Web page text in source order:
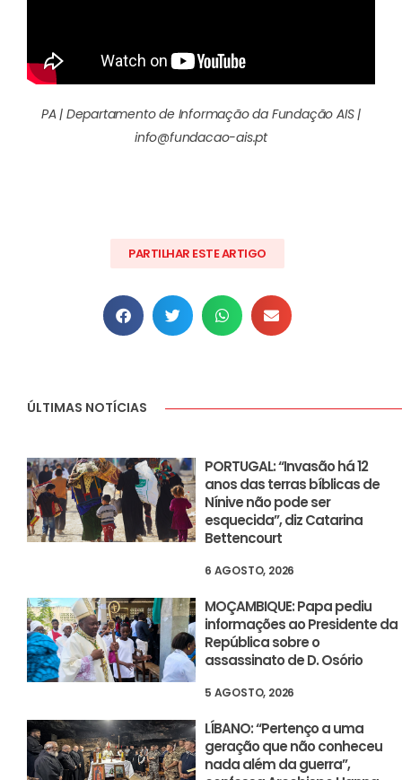
PA | Departamento de Informação da Fundação AIS |
info@fundacao-ais.pt
PARTILHAR ESTE ARTIGO
ÚLTIMAS NOTÍCIAS
PORTUGAL: “Invasão há 12
anos das terras bíblicas de
Nínive não pode ser
esquecida”, diz Catarina
Bettencourt
6 AGOSTO, 2026
MOÇAMBIQUE: Papa pediu
informações ao Presidente da
República sobre o
assassinato de D. Osório
5 AGOSTO, 2026
LÍBANO: “Pertenço a uma
geração que não conheceu
nada além da guerra”,